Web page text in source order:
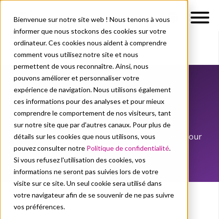
Bienvenue sur notre site web ! Nous tenons à vous
informer que nous stockons des cookies sur votre
ordinateur. Ces cookies nous aident à comprendre
comment vous utilisez notre site et nous
permettent de vous reconnaître. Ainsi, nous
pouvons améliorer et personnaliser votre
expérience de navigation. Nous utilisons également
ces informations pour des analyses et pour mieux
comprendre le comportement de nos visiteurs, tant
sur notre site que par d'autres canaux. Pour plus de
détails sur les cookies que nous utilisons, vous
pouvez consulter notre Politique de confidentialité.
Si vous refusez l'utilisation des cookies, vos
informations ne seront pas suivies lors de votre
visite sur ce site. Un seul cookie sera utilisé dans
votre navigateur afin de se souvenir de ne pas suivre
vos préférences.
À propos de nous Actualités
À propos de nous Actualités
Actualités
Découvrez les dernières tendances, nos mises à jour
de produits et nos communiqués de presse.